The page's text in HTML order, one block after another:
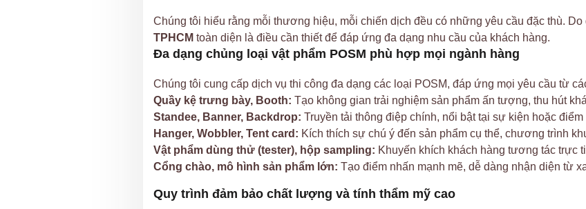
Chúng tôi hiểu rằng mỗi thương hiệu, mỗi chiến dịch đều có những yêu cầu đặc thù. Do
TPHCM toàn diện là điều cần thiết để đáp ứng đa dạng nhu cầu của khách hàng.
Đa dạng chủng loại vật phẩm POSM phù hợp mọi ngành hàng
Chúng tôi cung cấp dịch vụ thi công đa dạng các loại POSM, đáp ứng mọi yêu cầu từ
Quầy kệ trưng bày, Booth: Tạo không gian trải nghiệm sản phẩm ấn tượng, thu hút
Standee, Banner, Backdrop: Truyền tải thông điệp chính, nổi bật tại sự kiện hoặc điểm
Hanger, Wobbler, Tent card: Kích thích sự chú ý đến sản phẩm cụ thể, chương trình
Vật phẩm dùng thử (tester), hộp sampling: Khuyến khích khách hàng tương tác trực
Cổng chào, mô hình sản phẩm lớn: Tạo điểm nhấn mạnh mẽ, dễ dàng nhận diện từ
Quy trình đảm bảo chất lượng và tính thẩm mỹ cao